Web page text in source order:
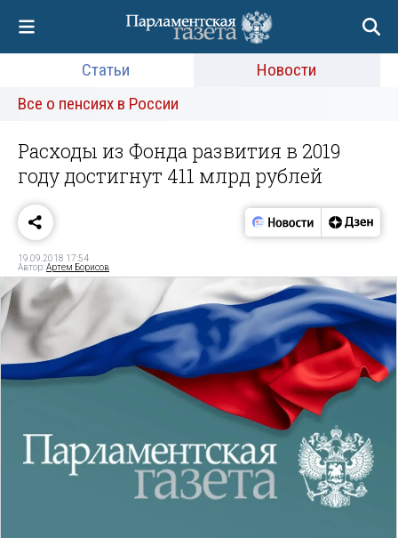
Статьи
Новости
Все о пенсиях в России
Расходы из Фонда развития в 2019
году достигнут 411 млрд рублей
19.09.2018 17:54
Автор:Артем Борисов